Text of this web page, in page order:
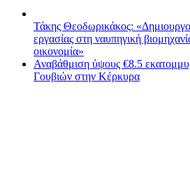
Τάκης Θεοδωρικάκος:
εργασίας στη ναυπηγική
οικονομία»
Αναβάθμιση ύψους €8.5
Γουβιών στην Κέρκυρα